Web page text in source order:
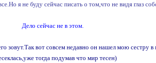
я не буду сейчас писать о том,что не видя глаз
Дело сейчас не в этом.
зовут.Так вот совсем недавно он нашел мою сестру
тогда подумав что мир тесен)